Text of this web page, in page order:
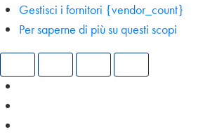
Gestisci i fornitori {vendor_count}
Per saperne di più su questi scopi